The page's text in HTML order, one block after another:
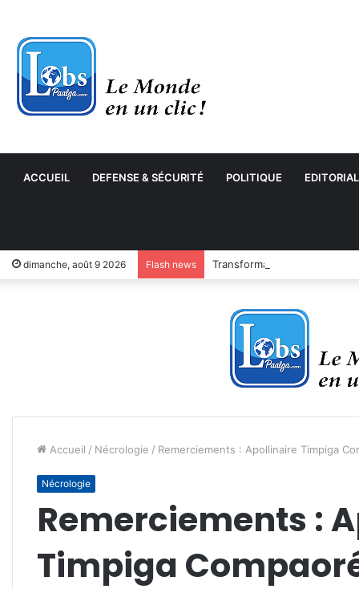
ACCUEIL DEFENSE & SÉCURITÉ POLITIQUE EDITORIAL
dimanche, août 9 2026 Flash news Transformation numérique :
Accueil / Nécrologie / Remerciements : Apollinaire Timpiga
Nécrologie
Remerciements :
Timpiga